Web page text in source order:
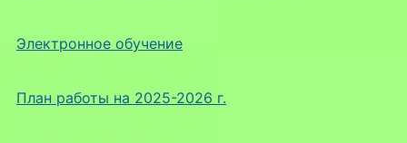
Электронное обучение
План работы на 2025-2026 г.